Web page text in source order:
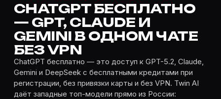
CHATGPT БЕСПЛАТНО
— GPT, CLAUDE И
GEMINI В ОДНОМ ЧАТЕ
БЕЗ VPN
ChatGPT бесплатно — это доступ к GPT-5.2, Claude,
Gemini и DeepSeek с бесплатными кредитами при
регистрации, без привязки карты и без VPN. Twin AI
даёт западные топ-модели прямо из России: